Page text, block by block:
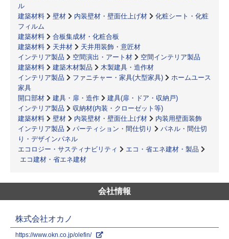
ル
建築材料
壁材 内装壁材・壁面仕上げ材
化粧シート・化粧
フィルム
建築材料
合板集成材・化粧合板
建築材料
天井材
天井用装飾・意匠材
インテリア製品
空間演出・アート材
空間インテリア製品
建築材料
建築木材製品
木製建具・造作材
インテリア製品
ファニチャー・家具(大型家具)
ホームユース
家具
開口部材
建具・扉・造作
建具(扉・ドア・収納戸)
インテリア製品
収納材(内装・クローゼット等)
建築材料
壁材 内装壁材・壁面仕上げ材
内装用壁面装飾
インテリア製品
パーティション・間仕切り
パネル・間仕切
り・デザインパネル
エコロジー・サスティナビリティ
エコ・省エネ建材・製品
エコ建材・省エネ建材
会社情報
株式会社オカノ
https://www.okn.co.jp/olefin/